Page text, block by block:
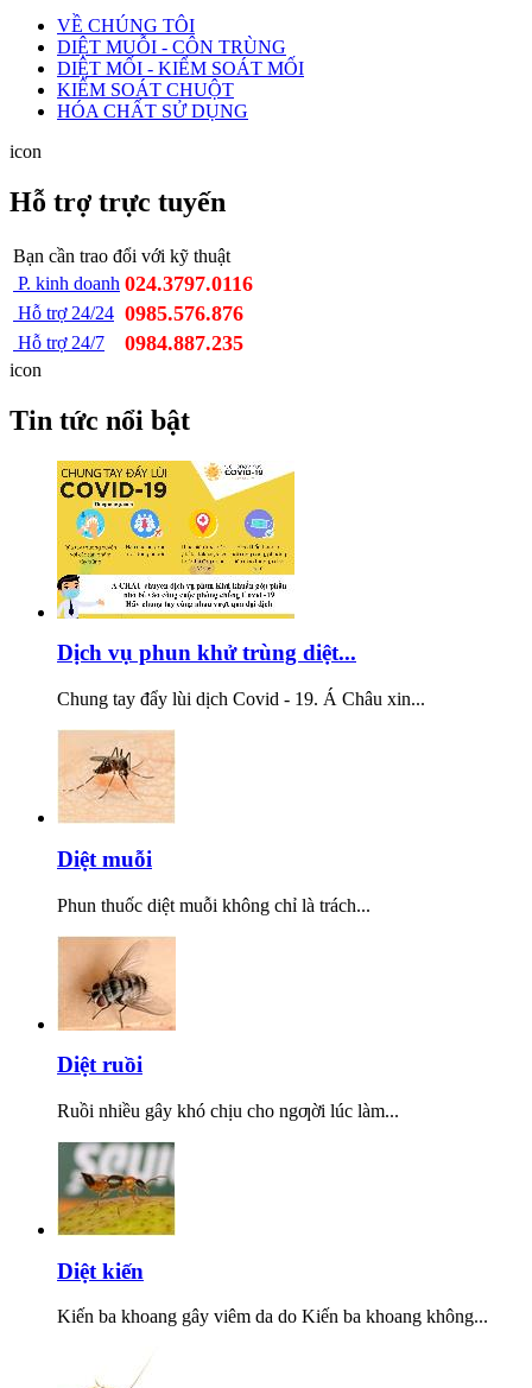
VỀ CHÚNG TÔI
DIỆT MUỖI - CÔN TRÙNG
DIỆT MỐI - KIỂM SOÁT MỐI
KIỂM SOÁT CHUỘT
HÓA CHẤT SỬ DỤNG
icon
Hỗ trợ trực tuyến
Bạn cần trao đổi với kỹ thuật
P. kinh doanh 024.3797.0116
Hỗ trợ 24/24 0985.576.876
Hỗ trợ 24/7 0984.887.235
icon
Tin tức nổi bật
Dịch vụ phun khử trùng diệt...
Chung tay đẩy lùi dịch Covid - 19. Á Châu xin...
Diệt muỗi
Phun thuốc diệt muỗi không chỉ là trách...
Diệt ruồi
Ruồi nhiều gây khó chịu cho ngƣời lúc làm...
Diệt kiến
Kiến ba khoang gây viêm da do Kiến ba khoang không...